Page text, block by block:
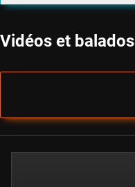
Vidéos et balados